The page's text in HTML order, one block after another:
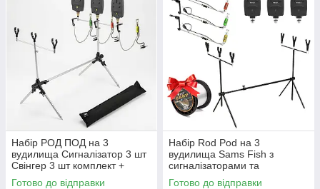
Набір РОД ПОД на 3
вудилища Сигналізатор 3 шт
Свінгер 3 шт комплект +
чохол
Готово до відправки
Набір Rod Pod на 3
вудилища Sams Fish з
сигналізаторами та
свінгерами + чохол
Готово до відправки